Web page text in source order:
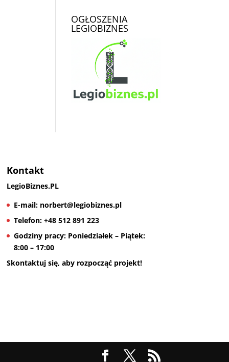
OGŁOSZENIA
LEGIOBIZNES
Kontakt
LegioBiznes.PL
E-mail:norbert@legiobiznes.pl
Telefon:+48 512 891 223
Godziny pracy:Poniedziałek – Piątek:
8:00 – 17:00
Skontaktuj się, aby rozpocząć projekt!